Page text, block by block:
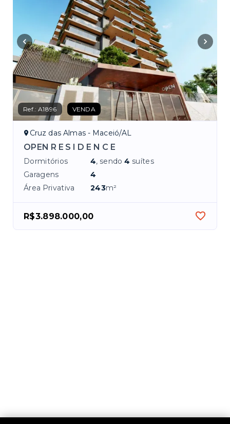
Ref.:A1896 VENDA
Cruz das Almas - Maceió/AL
OPEN R E S I D E N C E
Dormitórios 4, sendo4 suítes
Garagens
4
Área Privativa
243m²
R$3.898.000,00